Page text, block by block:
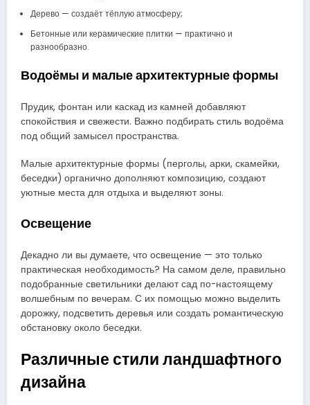
Дерево — создаёт тёплую атмосферу;
Бетонные или керамические плитки — практично и
разнообразно.
Водоёмы и малые архитектурные формы
Прудик, фонтан или каскад из камней добавляют
спокойствия и свежести. Важно подбирать стиль водоёма
под общий замысел пространства.
Малые архитектурные формы (перголы, арки, скамейки,
беседки) органично дополняют композицию, создают
уютные места для отдыха и выделяют зоны.
Освещение
Декадно ли вы думаете, что освещение — это только
практическая необходимость? На самом деле, правильно
подобранные светильники делают сад по-настоящему
волшебным по вечерам. С их помощью можно выделить
дорожку, подсветить деревья или создать романтическую
обстановку около беседки.
Различные стили ландшафтного
дизайна